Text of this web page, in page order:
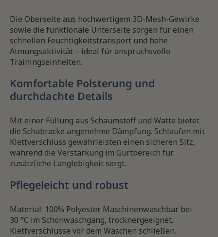
Die Oberseite aus hochwertigem 3D-Mesh-Gewirke
sowie die funktionale Unterseite sorgen für einen
schnellen Feuchtigkeitstransport und hohe
Atmungsaktivität – ideal für anspruchsvolle
Trainingseinheiten.
Komfortable Polsterung und
durchdachte Details
Mit einer Füllung aus Schaumstoff und Watte bietet
die Schabracke angenehme Dämpfung. Schlaufen mit
Klettverschluss gewährleisten einen sicheren Sitz,
während die Verstärkung im Gurtbereich für
zusätzliche Langlebigkeit sorgt.
Pflegeleicht und robust
Material: 100% Polyester. Maschinenwaschbar bei
30 °C im Schonwaschgang, trocknergeeignet.
Klettverschlüsse vor dem Waschen schließen.